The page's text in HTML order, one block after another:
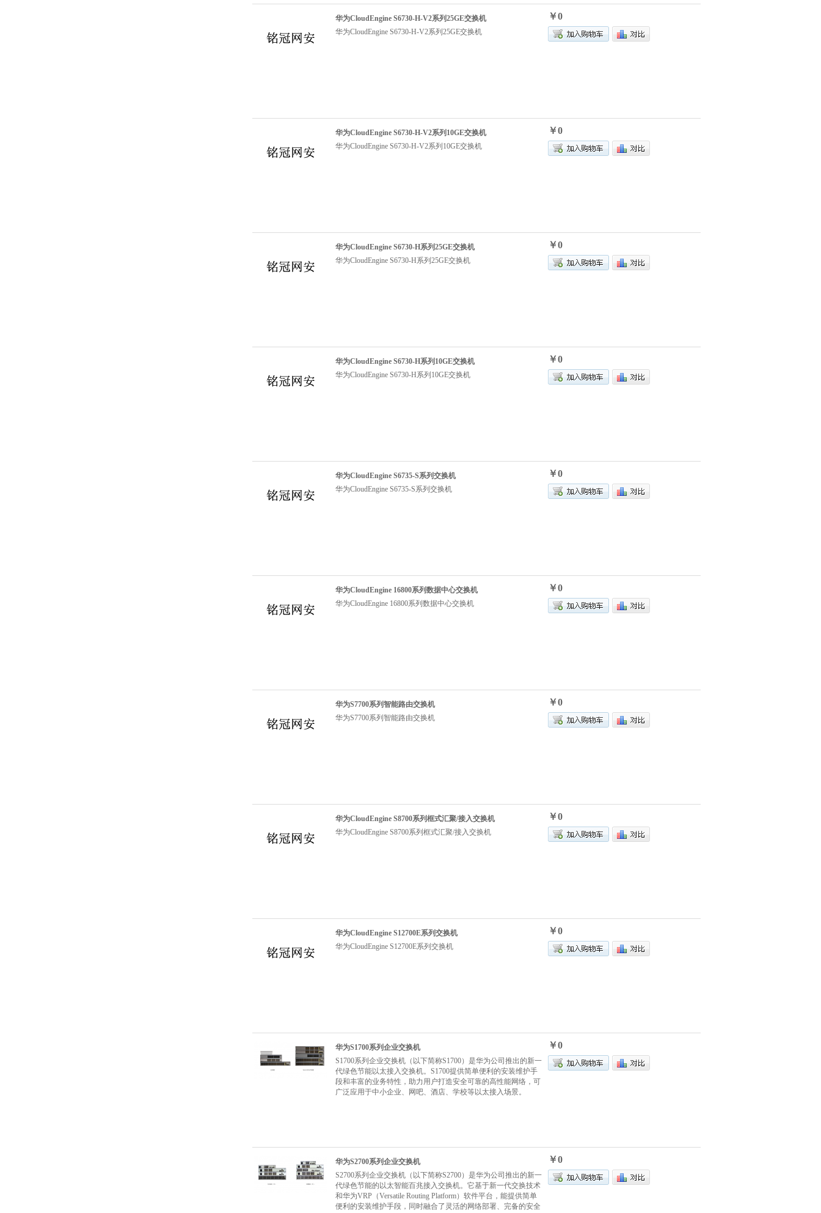
华为CloudEngine S6730-H-V2系列25GE交换机
华为CloudEngine S6730-H-V2系列25GE交换机
￥0
华为CloudEngine S6730-H-V2系列10GE交换机
华为CloudEngine S6730-H-V2系列10GE交换机
￥0
华为CloudEngine S6730-H系列25GE交换机
华为CloudEngine S6730-H系列25GE交换机
￥0
华为CloudEngine S6730-H系列10GE交换机
华为CloudEngine S6730-H系列10GE交换机
￥0
华为CloudEngine S6735-S系列交换机
华为CloudEngine S6735-S系列交换机
￥0
华为CloudEngine 16800系列数据中心交换机
华为CloudEngine 16800系列数据中心交换机
￥0
华为S7700系列智能路由交换机
华为S7700系列智能路由交换机
￥0
华为CloudEngine S8700系列框式汇聚/接入交换机
华为CloudEngine S8700系列框式汇聚/接入交换机
￥0
华为CloudEngine S12700E系列交换机
华为CloudEngine S12700E系列交换机
￥0
华为S1700系列企业交换机
S1700系列企业交换机（以下简称S1700）是华为公司推出的新一
代绿色节能以太接入交换机。S1700提供简单便利的安装维护手
段和丰富的业务特性，助力用户打造安全可靠的高性能网络，可
广泛应用于中小企业、网吧、酒店、学校等以太接入场景。
￥0
华为S2700系列企业交换机
S2700系列企业交换机（以下简称S2700）是华为公司推出的新一
代绿色节能的以太智能百兆接入交换机。它基于新一代交换技术
和华为VRP（Versatile Routing Platform）软件平台，能提供简单
便利的安装维护手段，同时融合了灵活的网络部署、完备的安全
￥0